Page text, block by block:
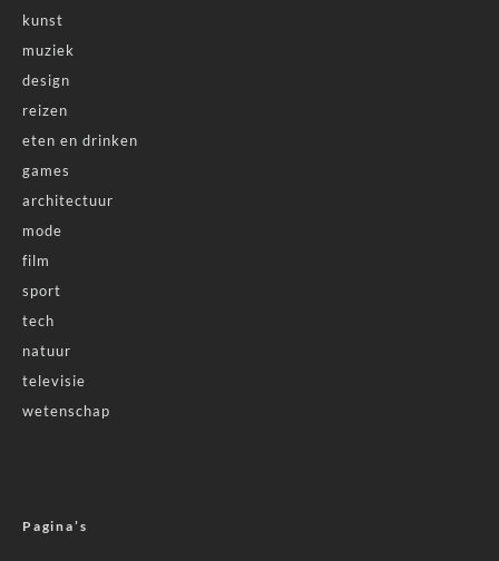
kunst
muziek
design
reizen
eten en drinken
games
architectuur
mode
film
sport
tech
natuur
televisie
wetenschap
Pagina’s